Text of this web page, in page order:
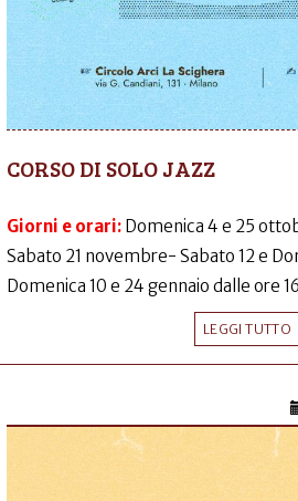
CORSO DI SOLO JAZZ
Giorni e orari: Domenica 4 e 25
Sabato 21 novembre- Sabato 12 e
Domenica 10 e 24 gennaio dalle ore
LEGGI TUTTO